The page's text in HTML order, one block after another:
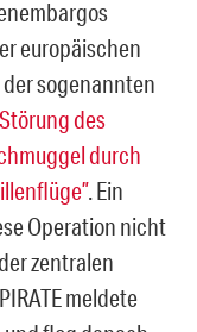
europäischen
sogenannten
des
durch
. Ein
Operation nicht
zentralen
meldete